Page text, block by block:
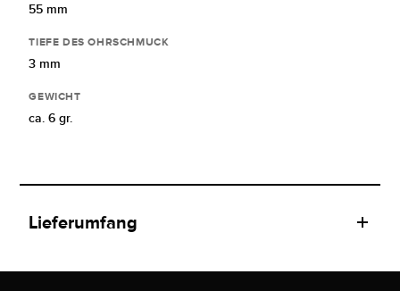
55 mm
TIEFE DES OHRSCHMUCK
3 mm
GEWICHT
ca. 6 gr.
Lieferumfang